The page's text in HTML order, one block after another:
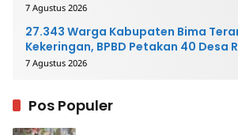
7 Agustus 2026
27.343 Warga Kabupaten Bima
Kekeringan, BPBD Petakan 40 Desa
7 Agustus 2026
Pos Populer